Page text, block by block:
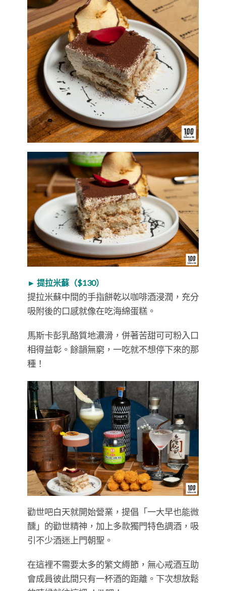
► 提拉米蘇（$130）
提拉米蘇中間的手指餅乾以咖啡酒浸潤，充分
吸附後的口感就像在吃海綿蛋糕。
馬斯卡彭乳酪質地濃滑，併著苦甜可可粉入口
相得益彰。餘韻無窮，一吃就不想停下來的那
種！
勸世吧白天就開始營業，提倡「一大早也能微
醺」的勸世精神，加上多款獨門特色調酒，吸
引不少酒迷上門朝聖。
在這裡不需要太多的繁文縟節，無心戒酒互助
會成員彼此間只有一杯酒的距離。下次想放鬆